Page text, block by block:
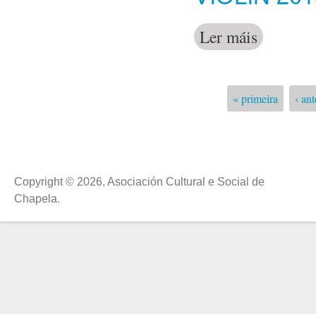
Ler máis acerca de
Páxinas
« primeira ‹
Copyright © 2026, Asociación Cultural e Social de
Chapela.